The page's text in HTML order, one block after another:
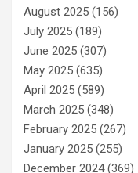
August 2025 (156)
July 2025 (189)
June 2025 (307)
May 2025 (635)
April 2025 (589)
March 2025 (348)
February 2025 (267)
January 2025 (255)
December 2024(369)